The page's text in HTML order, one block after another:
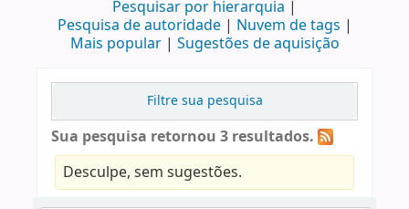
Pesquisar por hierarquia
Pesquisa de autoridade
Nuvem de tags
Mais popular
Sugestões de aquisição
Filtre sua pesquisa
Sua pesquisa retornou 3 resultados.
Desculpe, sem sugestões.